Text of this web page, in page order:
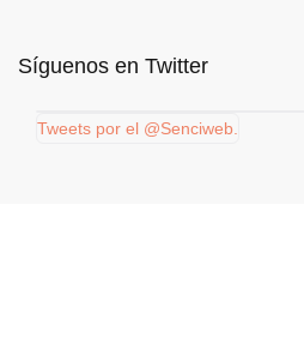
Síguenos en Twitter
Tweets por el @Senciweb.